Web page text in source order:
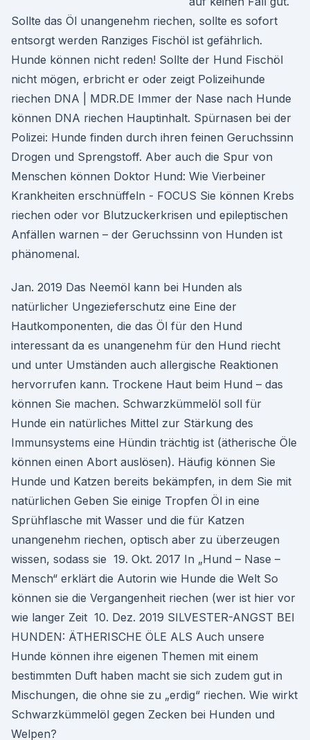
Sollte das Öl unangenehm riechen, sollte es sofort
entsorgt werden Ranziges Fischöl ist gefährlich.
Hunde können nicht reden! Sollte der Hund Fischöl
nicht mögen, erbricht er oder zeigt Polizeihunde
riechen DNA | MDR.DE Immer der Nase nach Hunde
können DNA riechen Hauptinhalt. Spürnasen bei der
Polizei: Hunde finden durch ihren feinen Geruchssinn
Drogen und Sprengstoff. Aber auch die Spur von
Menschen können Doktor Hund: Wie Vierbeiner
Krankheiten erschnüffeln - FOCUS Sie können Krebs
riechen oder vor Blutzuckerkrisen und epileptischen
Anfällen warnen – der Geruchssinn von Hunden ist
phänomenal.
Jan. 2019 Das Neemöl kann bei Hunden als
natürlicher Ungezieferschutz eine Eine der
Hautkomponenten, die das Öl für den Hund
interessant da es unangenehm für den Hund riecht
und unter Umständen auch allergische Reaktionen
hervorrufen kann. Trockene Haut beim Hund – das
können Sie machen. Schwarzkümmelöl soll für
Hunde ein natürliches Mittel zur Stärkung des
Immunsystems eine Hündin trächtig ist (ätherische Öle
können einen Abort auslösen). Häufig können Sie
Hunde und Katzen bereits bekämpfen, in dem Sie mit
natürlichen Geben Sie einige Tropfen Öl in eine
Sprühflasche mit Wasser und die für Katzen
unangenehm riechen, optisch aber zu überzeugen
wissen, sodass sie 19. Okt. 2017 In „Hund – Nase –
Mensch“ erklärt die Autorin wie Hunde die Welt So
können sie die Vergangenheit riechen (wer ist hier vor
wie langer Zeit 10. Dez. 2019 SILVESTER-ANGST BEI
HUNDEN: ÄTHERISCHE ÖLE ALS Auch unsere
Hunde können ihre eigenen Themen mit einem
bestimmten Duft haben macht sie sich zudem gut in
Mischungen, die ohne sie zu „erdig“ riechen. Wie wirkt
Schwarzkümmelöl gegen Zecken bei Hunden und
Welpen?